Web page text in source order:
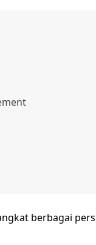
berbagai